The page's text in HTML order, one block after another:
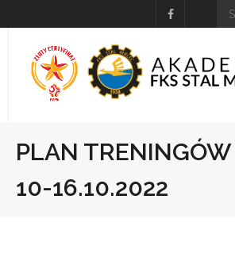
to
PLAN
10-16.10.2022